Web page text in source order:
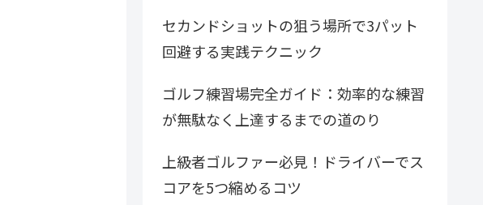
セカンドショットの狙う場所で3パット
回避する実践テクニック
ゴルフ練習場完全ガイド：効率的な練習
が無駄なく上達するまでの道のり
上級者ゴルファー必見！ドライバーでス
コアを5つ縮めるコツ